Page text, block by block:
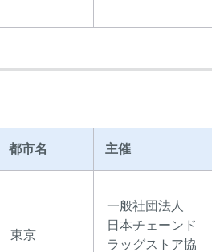
都市名 主催
東京
一般社団法人
日本チェーンド
ラッグストア協